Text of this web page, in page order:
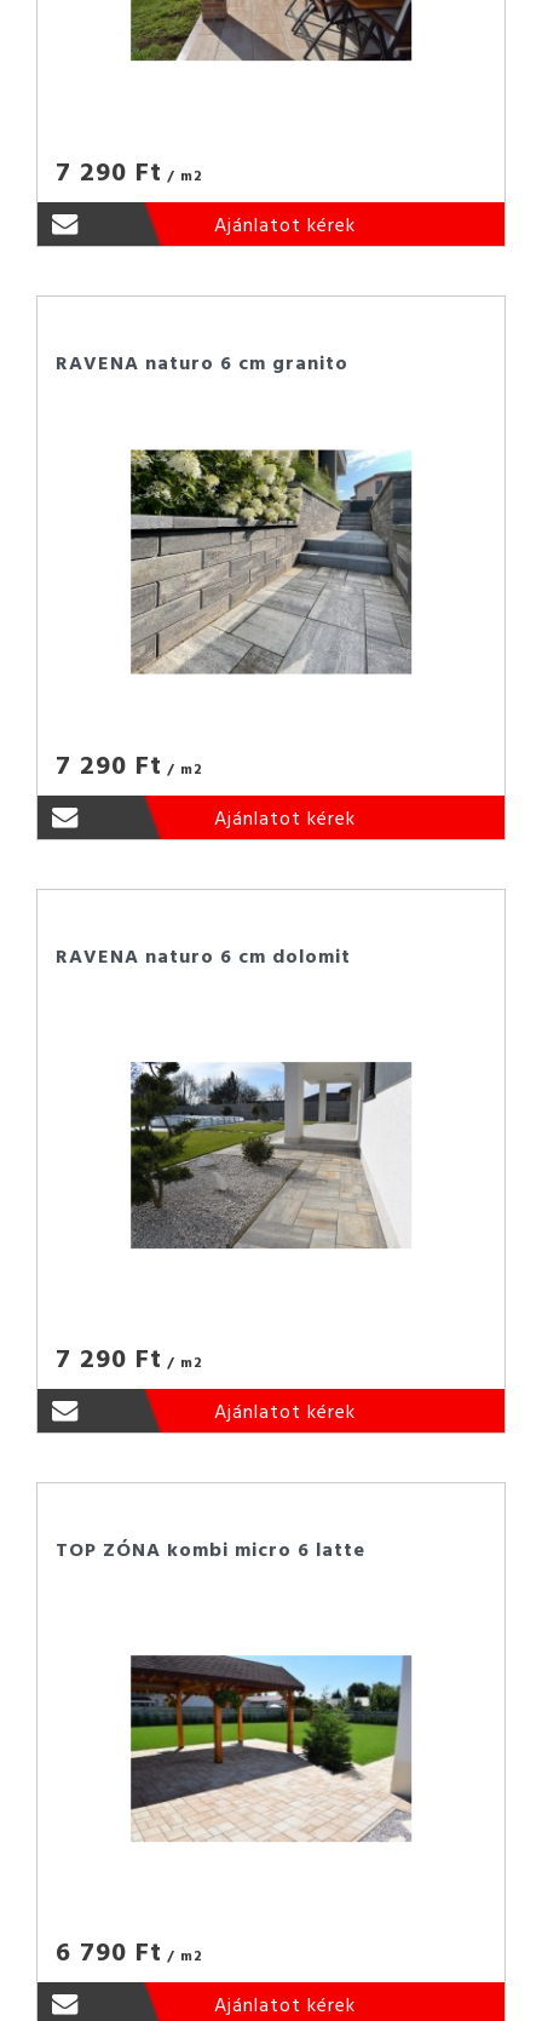
7 290 Ft / m2
Ajánlatot kérek
RAVENA naturo 6 cm granito
7 290 Ft / m2
Ajánlatot kérek
RAVENA naturo 6 cm dolomit
7 290 Ft / m2
Ajánlatot kérek
TOP ZÓNA kombi micro 6 latte
6 790 Ft / m2
Ajánlatot kérek